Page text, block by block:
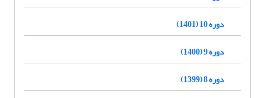
دوره 10 (1401)
دوره 9 (1400)
دوره 8 (1399)